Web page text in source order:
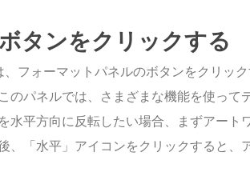
タンをクリックする
フォーマットパネルのボタンをクリッ
のパネルでは、さまざまな機能を使って
水平方向に反転したい場合、まずアート
、「水平」アイコンをクリックすると、